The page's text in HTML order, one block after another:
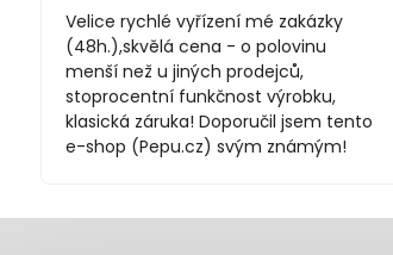
/
5
Velice rychlé vyřízení mé zakázky
(48h.),skvělá cena - o polovinu
menší než u jiných prodejců,
stoprocentní funkčnost výrobku,
klasická záruka! Doporučil jsem tento
e-shop (Pepu.cz) svým známým!